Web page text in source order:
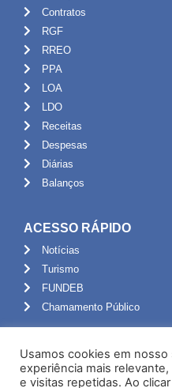
Contratos
RGF
RREO
PPA
LOA
LDO
Receitas
Despesas
Diárias
Balanços
ACESSO RÁPIDO
Notícias
Turismo
FUNDEB
Chamamento Público
Portal do Servidor
Webmail
Usamos cookies em
experiência mais
e visitas repetidas. Ao